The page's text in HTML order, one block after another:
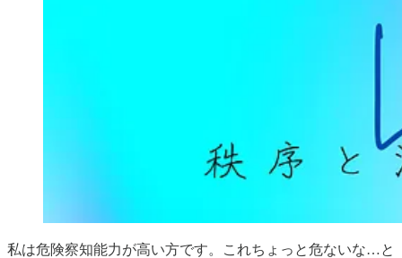
私は危険察知能力が高い方です。これちょっと危ないな…と